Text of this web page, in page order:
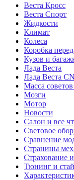
Веста Кросс
Веста Спорт
Жидкости
Климат
Колеса
Коробка
Кузов и
Лада Веста
Лада Веста
Масса
Мозги
Мотор
Новости
Салон и все
Световое
Сравнение
Страницы
Страхование
Тюнинг и